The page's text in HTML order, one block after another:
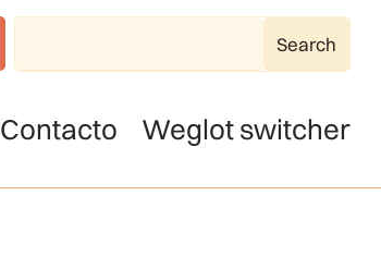
Contacto Weglot switcher